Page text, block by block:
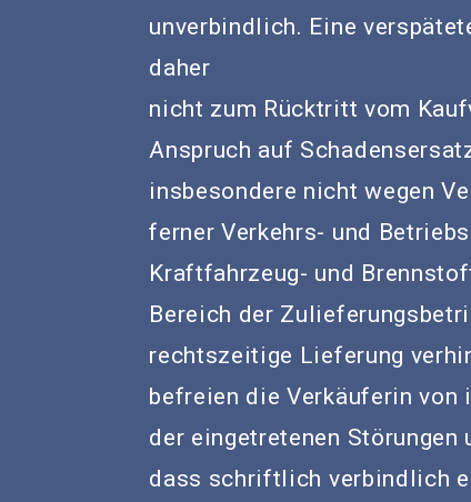
unverbindlich. Eine
daher
nicht zum Rücktritt vom
Anspruch auf
insbesondere nicht wegen
ferner Verkehrs- und
Kraftfahrzeug- und
Bereich der
rechtszeitige Lieferung
befreien die Verkäuferin
der eingetretenen Störungen
dass schriftlich verbindlich